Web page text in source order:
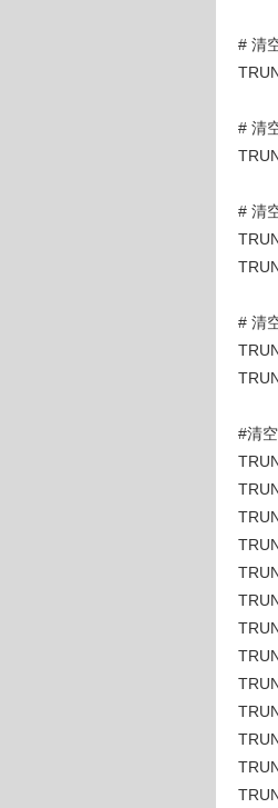
# 清
# 清
# 清
# 清
#清